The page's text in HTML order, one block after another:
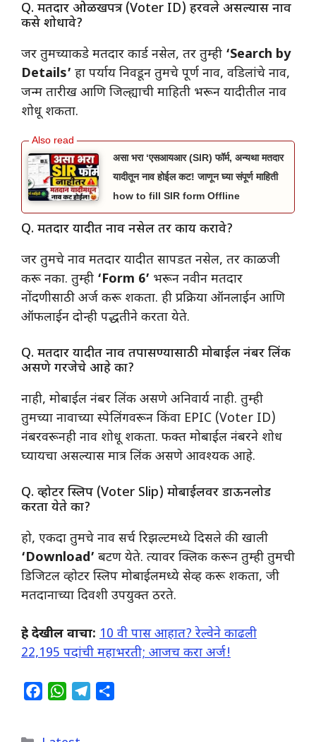
​Q. मतदार ओळखपत्र (Voter ID) हरवले असल्यास नाव
कसे शोधावे?
​जर तुमच्याकडे मतदार कार्ड नसेल, तर तुम्ही ‘Search by
Details’ हा पर्याय निवडून तुमचे पूर्ण नाव, वडिलांचे नाव,
जन्म तारीख आणि जिल्ह्याची माहिती भरून यादीतील नाव
शोधू शकता.
असा भरा ‘एसआयआर (SIR) फॉर्म, अन्यथा मतदार
यादीतून नाव होईल कट! जाणून घ्या संपूर्ण माहिती
how to fill SIR form Offline
​Q. मतदार यादीत नाव नसेल तर काय करावे?
​जर तुमचे नाव मतदार यादीत सापडत नसेल, तर काळजी
करू नका. तुम्ही ‘Form 6’ भरून नवीन मतदार
नोंदणीसाठी अर्ज करू शकता. ही प्रक्रिया ऑनलाईन आणि
ऑफलाईन दोन्ही पद्धतीने करता येते.
​Q. मतदार यादीत नाव तपासण्यासाठी मोबाईल नंबर लिंक
असणे गरजेचे आहे का?
​नाही, मोबाईल नंबर लिंक असणे अनिवार्य नाही. तुम्ही
तुमच्या नावाच्या स्पेलिंगवरून किंवा EPIC (Voter ID)
नंबरवरूनही नाव शोधू शकता. फक्त मोबाईल नंबरने शोध
घ्यायचा असल्यास मात्र लिंक असणे आवश्यक आहे.
​Q. व्होटर स्लिप (Voter Slip) मोबाईलवर डाऊनलोड
करता येते का?
​हो, एकदा तुमचे नाव सर्च रिझल्टमध्ये दिसले की खाली
‘Download’ बटण येते. त्यावर क्लिक करून तुम्ही तुमची
डिजिटल व्होटर स्लिप मोबाईलमध्ये सेव्ह करू शकता, जी
मतदानाच्या दिवशी उपयुक्त ठरते.
हे देखील वाचा: 10 वी पास आहात? रेल्वेने काढली
22,195 पदांची महाभरती; आजच करा अर्ज!
W